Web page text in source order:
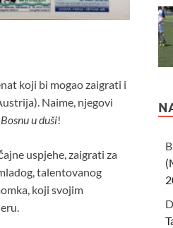
koji bi mogao zaigrati i
Naime, njegovi
u duši!
uspjehe, zaigrati za
talentovanog
koji svojim